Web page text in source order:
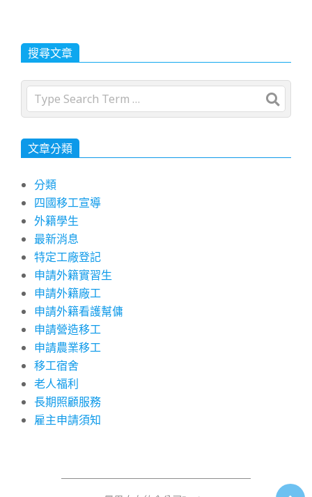
搜尋文章
Search
文章分類
分類
四國移工宣導
外籍學生
最新消息
特定工廠登記
申請外籍實習生
申請外籍廠工
申請外籍看護幫傭
申請營造移工
申請農業移工
移工宿舍
老人福利
長期照顧服務
雇主申請須知